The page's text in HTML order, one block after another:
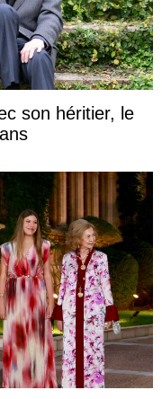
son héritier, le